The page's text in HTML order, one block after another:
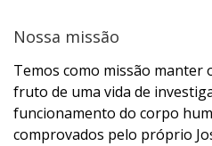
Nossa missão
Temos como missão manter
fruto de uma vida de
funcionamento do corpo
comprovados pelo próprio